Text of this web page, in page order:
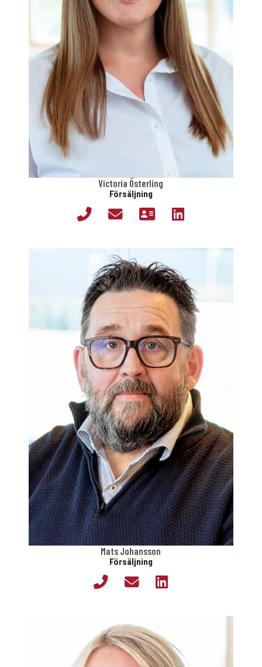
Victoria Österling
Försäljning
Mats Johansson
Försäljning